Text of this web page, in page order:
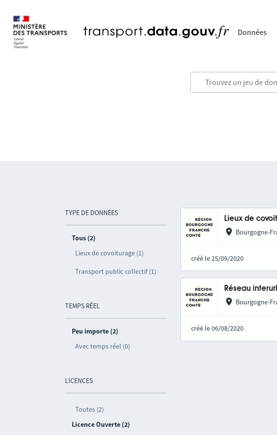
Données
TYPE DE DONNÉES
Tous (2)
Lieux de covoiturage (1)
Transport public collectif (1)
TEMPS RÉEL
Peu importe (2)
Avec temps réel (0)
LICENCES
Toutes (2)
Licence Ouverte (2)
Lieux de
Bourgogne-
créé le 25/09/2020
Réseau
Bourgogne-
créé le 06/08/2020